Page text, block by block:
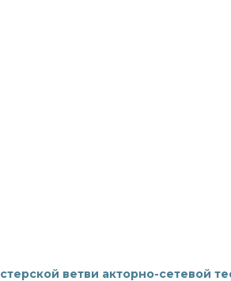
ветви акторно-сетевой